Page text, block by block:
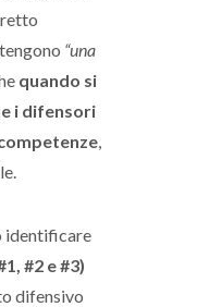
“una
quando si
i difensori
identificare
#2 e #3)
difensivo